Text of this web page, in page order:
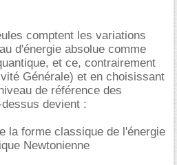
comptent les variations
d'énergie absolue comme
et ce, contrairement
Générale) et en choisissant
de référence des
devient :
la forme classique de l'énergie
Newtonienne